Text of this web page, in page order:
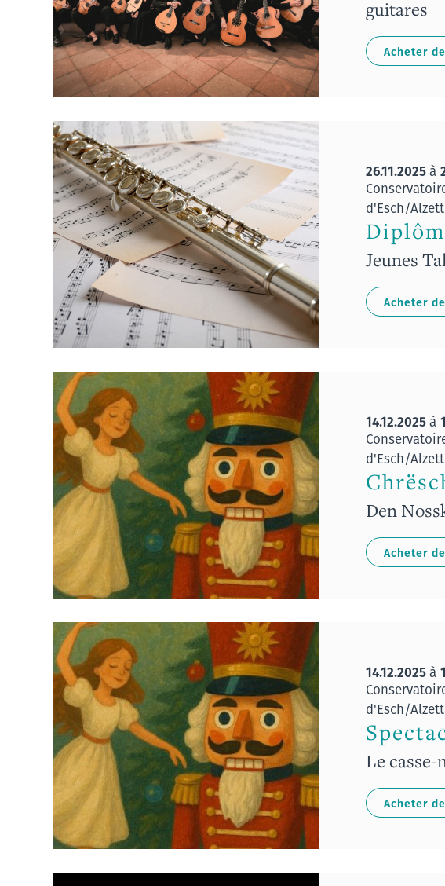
guitares
Acheter
26.11.2025à
d'Esch/
Jeunes
Acheter
14.12.2025à
d'Esch/
Den
Acheter
14.12.2025à
d'Esch/
Le casse-
Acheter